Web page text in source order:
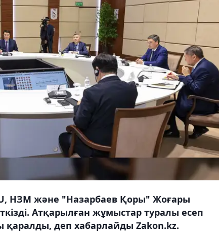
НЗМ және "Назарбаев Қоры" Жоғары
Атқарылған жұмыстар туралы есеп
деп хабарлайды Zakon.kz.